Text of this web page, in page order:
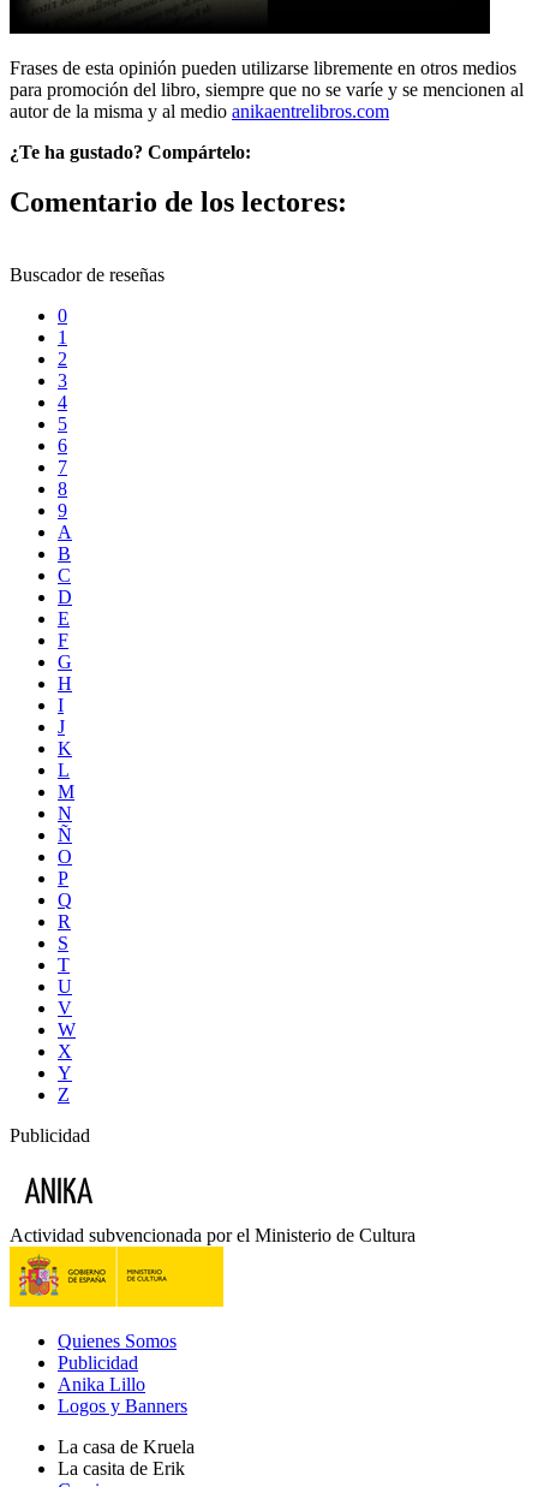
Frases de esta opinión pueden utilizarse libremente en otros medios
para promoción del libro, siempre que no se varíe y se mencionen al
autor de la misma y al medio anikaentrelibros.com
¿Te ha gustado? Compártelo:
Comentario de los lectores:
Buscador de reseñas
0
1
2
3
4
5
6
7
8
9
A
B
C
D
E
F
G
H
I
J
K
L
M
N
Ñ
O
P
Q
R
S
T
U
V
W
X
Y
Z
Publicidad
Actividad subvencionada por el Ministerio de Cultura
Quienes Somos
Publicidad
Anika Lillo
Logos y Banners
La casa de Kruela
La casita de Erik